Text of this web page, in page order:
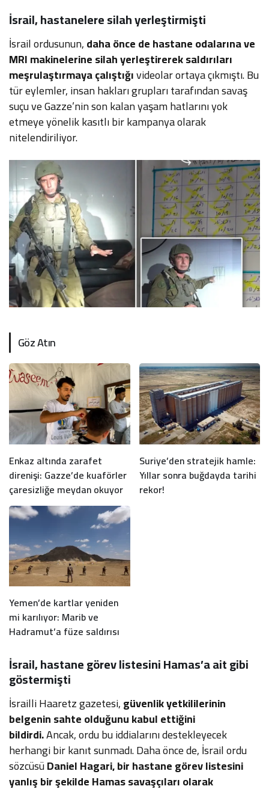
İsrail, hastanelere silah yerleştirmişti
İsrail ordusunun,daha önce de hastane odalarına ve
MRI makinelerine silah yerleştirerek saldırıları
meşrulaştırmaya çalıştığıvideolar ortaya çıkmıştı. Bu
tür eylemler, insan hakları grupları tarafından savaş
suçu ve Gazze’nin son kalan yaşam hatlarını yok
etmeye yönelik kasıtlı bir kampanya olarak
nitelendiriliyor.
Göz Atın
Enkaz altında zarafet
direnişi: Gazze’de kuaförler
çaresizliğe meydan okuyor
Suriye’den stratejik hamle:
Yıllar sonra buğdayda tarihi
rekor!
Yemen’de kartlar yeniden
mi karılıyor: Marib ve
Hadramut’a füze saldırısı
İsrail, hastane görev listesini Hamas’a ait gibi
göstermişti
İsrailli Haaretz gazetesi,güvenlik yetkililerinin
belgenin sahte olduğunu kabul ettiğini
bildirdi.Ancak, ordu bu iddialarını destekleyecek
herhangi bir kanıt sunmadı. Daha önce de, İsrail ordu
sözcüsüDaniel Hagari, bir hastane görev listesini
yanlış bir şekilde Hamas savaşçıları olarak